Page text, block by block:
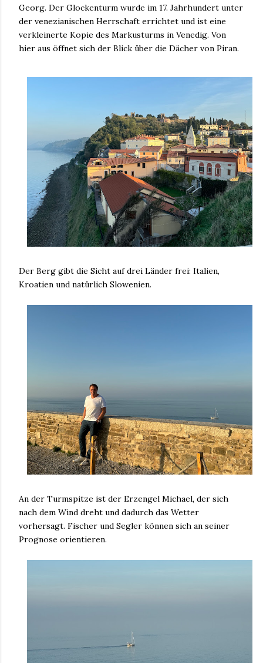
Georg. Der Glockenturm wurde im 17. Jahrhundert unter
der venezianischen Herrschaft errichtet und ist eine
verkleinerte Kopie des Markusturms in Venedig. Von
hier aus öffnet sich der Blick über die Dächer von Piran.
Der Berg gibt die Sicht auf drei Länder frei: Italien,
Kroatien und natürlich Slowenien.
An der Turmspitze ist der Erzengel Michael, der sich
nach dem Wind dreht und dadurch das Wetter
vorhersagt. Fischer und Segler können sich an seiner
Prognose orientieren.